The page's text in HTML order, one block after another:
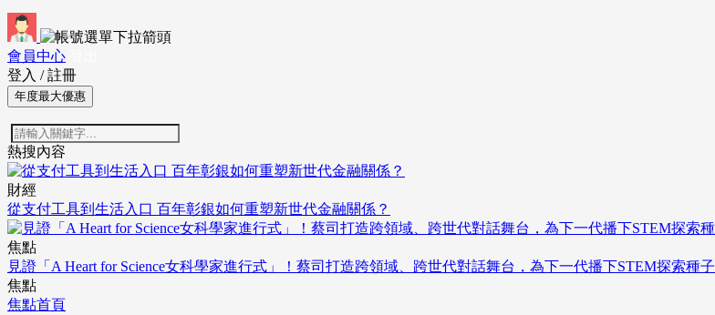
會員中心
登入 / 註冊
年度最大優惠
熱搜內容
財經
從支付工具到生活入口 百年彰銀如何重塑新世代金融關係？
焦點
見證「A Heart for Science女科學家進行式」！蔡司打造跨領域、跨世代對話舞台，為下一代播下STEM探索種子
焦點
焦點首頁